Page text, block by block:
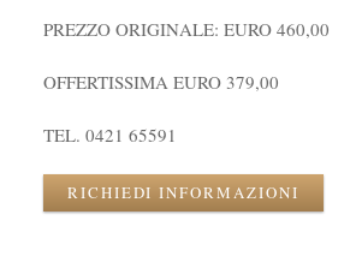
PREZZO ORIGINALE: EURO 460,00
OFFERTISSIMA EURO 379,00
TEL. 0421 65591
RICHIEDI INFORMAZIONI